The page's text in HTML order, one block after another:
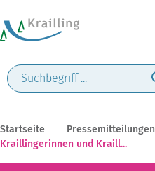
Startseite
Pressemitteilungen
Kraillingerinnen und Kraill...